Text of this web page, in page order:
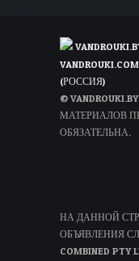
(РОССИЯ)
©
МАТЕРИАЛОВ
ОБЯЗАТЕЛЬНА.
НА ДАННОЙ
ОБЪЯВЛЕНИЯ
COMBINED PTY